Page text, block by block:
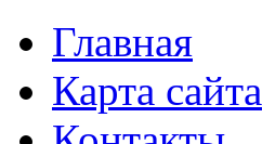
Главная
Карта сайта